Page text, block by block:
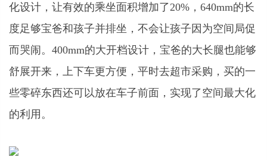
化设计，让有效的乘坐面积增加了20%，640mm的长
度足够宝爸和孩子并排坐，不会让孩子因为空间局促
而哭闹。400mm的大开档设计，宝爸的大长腿也能够
舒展开来，上下车更方便，平时去超市采购，买的一
些零碎东西还可以放在车子前面，实现了空间最大化
的利用。